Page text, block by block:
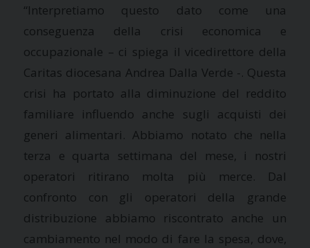
“Interpretiamo questo dato come una
conseguenza della crisi economica e
occupazionale – ci spiega il vicedirettore della
Caritas diocesana Andrea Dalla Verde -. Questa
crisi ha portato alla diminuzione del reddito
familiare influendo anche sugli acquisti dei
generi alimentari. Abbiamo notato che nella
terza e quarta settimana del mese, i nostri
operatori ritirano molta più merce. Dal
confronto con gli operatori della grande
distribuzione abbiamo riscontrato anche un
cambiamento nel modo di fare la spesa, dove,